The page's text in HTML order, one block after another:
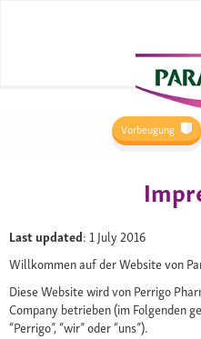
Vorbeugung
Last updated: 1 July 2016
Willkommen auf der Website von
Diese Website wird von Perrigo
Company betrieben (im Folgenden
“Perrigo”, “wir” oder “uns”).